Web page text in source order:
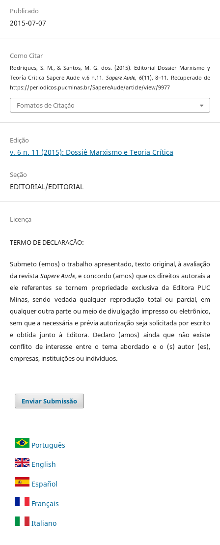
Publicado
2015-07-07
Como Citar
Rodrigues, S. M., & Santos, M. G. dos. (2015). Editorial Dossier Marxismo y
Teoría Critica Sapere Aude v.6 n.11. Sapere Aude, 6(11), 8–11. Recuperado de
https://periodicos.pucminas.br/SapereAude/article/view/9977
Fomatos de Citação
Edição
v. 6 n. 11 (2015): Dossiê Marxismo e Teoria Crítica
Seção
EDITORIAL/EDITORIAL
Licença
TERMO DE DECLARAÇÃO:
Submeto (emos) o trabalho apresentado, texto original, à avaliação
da revista Sapere Aude, e concordo (amos) que os direitos autorais a
ele referentes se tornem propriedade exclusiva da Editora PUC
Minas, sendo vedada qualquer reprodução total ou parcial, em
qualquer outra parte ou meio de divulgação impresso ou eletrônico,
sem que a necessária e prévia autorização seja solicitada por escrito
e obtida junto à Editora. Declaro (amos) ainda que não existe
conflito de interesse entre o tema abordado e o (s) autor (es),
empresas, instituições ou indivíduos.
Enviar Submissão
Português
English
Español
Français
Italiano